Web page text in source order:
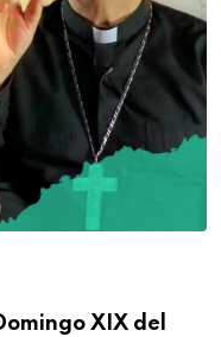
XIX del